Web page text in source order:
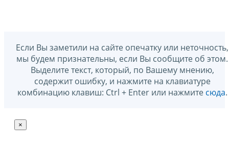
Если Вы заметили на сайте опечатку или неточность,
мы будем признательны, если Вы сообщите об этом.
Выделите текст, который, по Вашему мнению,
содержит ошибку, и нажмите на клавиатуре
комбинацию клавиш: Ctrl + Enter или нажмите сюда.
×